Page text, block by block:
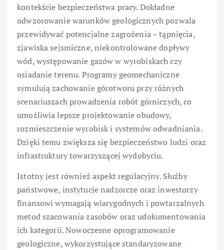
kontekście bezpieczeństwa pracy. Dokładne
odwzorowanie warunków geologicznych pozwala
przewidywać potencjalne zagrożenia – tąpnięcia,
zjawiska sejsmiczne, niekontrolowane dopływy
wód, występowanie gazów w wyrobiskach czy
osiadanie terenu. Programy geomechaniczne
symulują zachowanie górotworu przy różnych
scenariuszach prowadzenia robót górniczych, co
umożliwia lepsze projektowanie obudowy,
rozmieszczenie wyrobisk i systemów odwadniania.
Dzięki temu zwiększa się bezpieczeństwo ludzi oraz
infrastruktury towarzyszącej wydobyciu.
Istotny jest również aspekt regulacyjny. Służby
państwowe, instytucje nadzorcze oraz inwestorzy
finansowi wymagają wiarygodnych i powtarzalnych
metod szacowania zasobów oraz udokumentowania
ich kategorii. Nowoczesne oprogramowanie
geologiczne, wykorzystujące standaryzowane